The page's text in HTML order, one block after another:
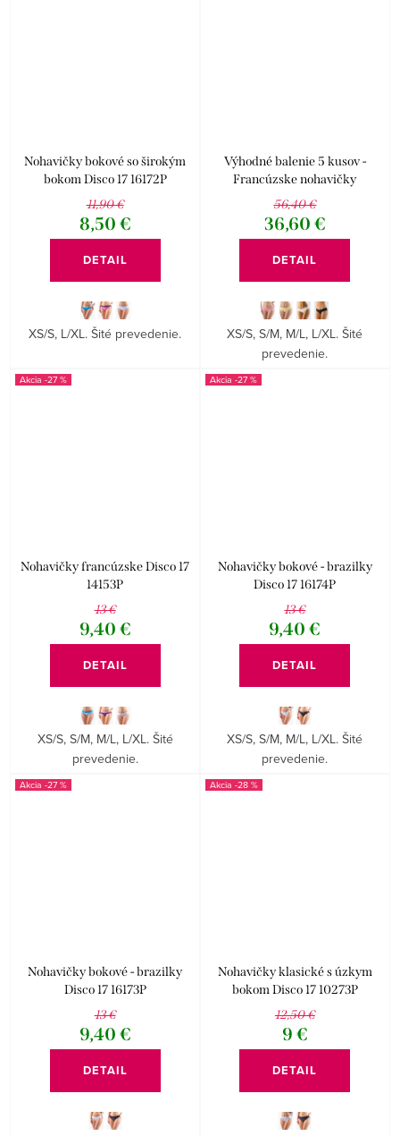
Nohavičky bokové so širokým
bokom Disco 17 16172P
11,90 €
8,50 €
DETAIL
XS/S, L/XL. Šité prevedenie.
Výhodné balenie 5 kusov -
Francúzske nohavičky
jednofarebné kolekcie Disco
14122P
56,40 €
36,60 €
DETAIL
XS/S, S/M, M/L, L/XL. Šité
prevedenie.
-27 %
Nohavičky francúzske Disco 17
14153P
13 €
9,40 €
DETAIL
XS/S, S/M, M/L, L/XL. Šité
prevedenie.
-27 %
Nohavičky bokové - brazilky
Disco 17 16174P
13 €
9,40 €
DETAIL
XS/S, S/M, M/L, L/XL. Šité
prevedenie.
-27 %
Nohavičky bokové - brazilky
Disco 17 16173P
13 €
9,40 €
DETAIL
-28 %
Nohavičky klasické s úzkym
bokom Disco 17 10273P
12,50 €
9 €
DETAIL